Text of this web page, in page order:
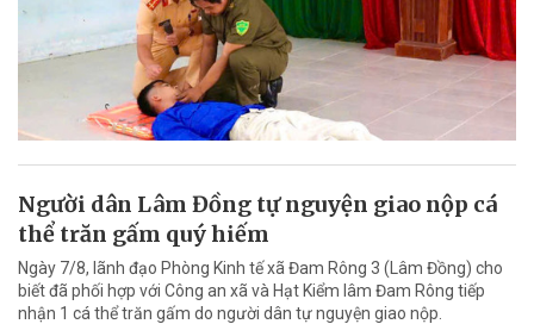
Người dân Lâm Đồng tự nguyện giao nộp cá
thể trăn gấm quý hiếm
Ngày 7/8, lãnh đạo Phòng Kinh tế xã Đam Rông 3 (Lâm Đồng) cho
biết đã phối hợp với Công an xã và Hạt Kiểm lâm Đam Rông tiếp
nhận 1 cá thể trăn gấm do người dân tự nguyện giao nộp.